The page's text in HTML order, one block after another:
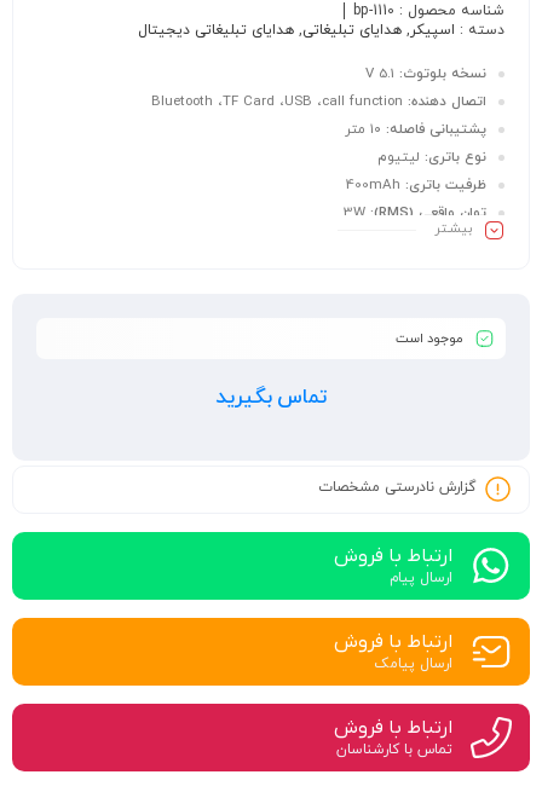
شناسه محصول : bp-1110
دسته : اسپیکر, هدایای تبلیغاتی, هدایای تبلیغاتی دیجیتال
نسخه بلوتوث:
اتصال دهنده:
پشتیبانی فاصله:
نوع باتری: لیتیوم
ظرفیت باتری:
توان واقعی (RMS):
وضوح صدا:
بیشـتر
موجود است
تماس بگیرید
گزارش نادرستی مشخصات
ارتباط با فروش
ارسال پیام
ارتباط با فروش
ارسال پیامک
ارتباط با فروش
تماس با کارشناسان